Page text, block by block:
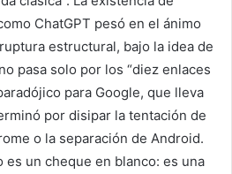
ChatGPT pesó en el ánimo
estructural, bajo la idea de
pasa solo por los “diez enlaces
para Google, que lleva
por disipar la tentación de
o la separación de Android.
es un cheque en blanco: es una